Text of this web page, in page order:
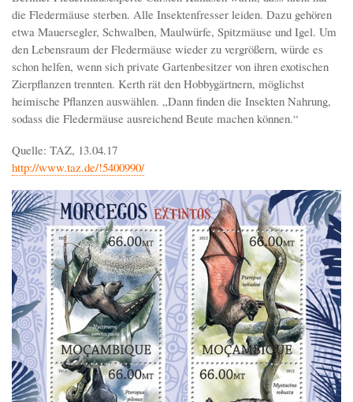
die Fledermäuse sterben. Alle Insektenfresser leiden. Dazu gehören
etwa Mauersegler, Schwalben, Maulwürfe, Spitzmäuse und Igel. Um
den Lebensraum der Fledermäuse wieder zu vergrößern, würde es
schon helfen, wenn sich private Gartenbesitzer von ihren exotischen
Zierpflanzen trennten. Kerth rät den Hobbygärtnern, möglichst
heimische Pflanzen auswählen. „Dann finden die Insekten Nahrung,
sodass die Fledermäuse ausreichend Beute machen können.“
Quelle: TAZ, 13.04.17
http://www.taz.de/!5400990/